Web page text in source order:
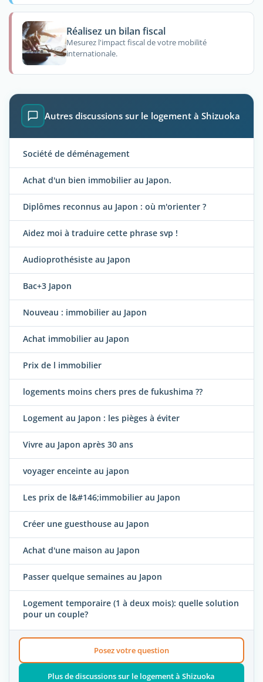
Réalisez un bilan fiscal
Mesurez l'impact fiscal de votre mobilité
internationale.
Autres discussions sur le logement à Shizuoka
Société de déménagement
Achat d'un bien immobilier au Japon.
Diplômes reconnus au Japon : où m'orienter ?
Aidez moi à traduire cette phrase svp !
Audioprothésiste au Japon
Bac+3 Japon
Nouveau : immobilier au Japon
Achat immobilier au Japon
Prix de l immobilier
logements moins chers pres de fukushima ??
Logement au Japon : les pièges à éviter
Vivre au Japon après 30 ans
voyager enceinte au japon
Les prix de l&#146;immobilier au Japon
Créer une guesthouse au Japon
Achat d'une maison au Japon
Passer quelque semaines au Japon
Logement temporaire (1 à deux mois): quelle solution
pour un couple?
Posez votre question
Plus de discussions sur le logement à Shizuoka